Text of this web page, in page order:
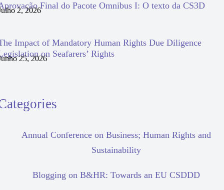
Final do Pacote Omnibus I: O texto da CS3D
2, 2026
Impact of Mandatory Human Rights Due Diligence
on Seafarers’ Rights
25, 2026
Annual Conference on Business; Human Rights and
Sustainability
Blogging on B&HR: Towards an EU CSDDD